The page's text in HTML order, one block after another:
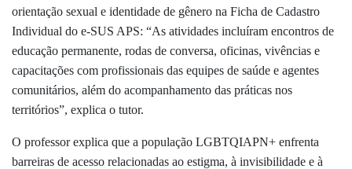
orientação sexual e identidade de gênero na Ficha de Cadastro
Individual do e-SUS APS: “As atividades incluíram encontros de
educação permanente, rodas de conversa, oficinas, vivências e
capacitações com profissionais das equipes de saúde e agentes
comunitários, além do acompanhamento das práticas nos
territórios”, explica o tutor.
O professor explica que a população LGBTQIAPN+ enfrenta
barreiras de acesso relacionadas ao estigma, à invisibilidade e à